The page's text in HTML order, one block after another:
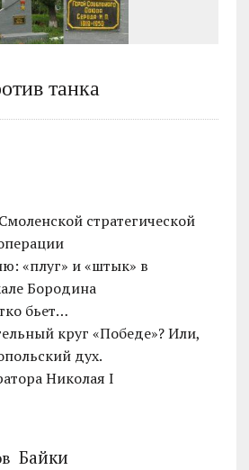
танка
стратегической
«плуг» и «штык» в
Бородина
бьет…
круг «Победе»? Или,
дух.
Николая I
Байки